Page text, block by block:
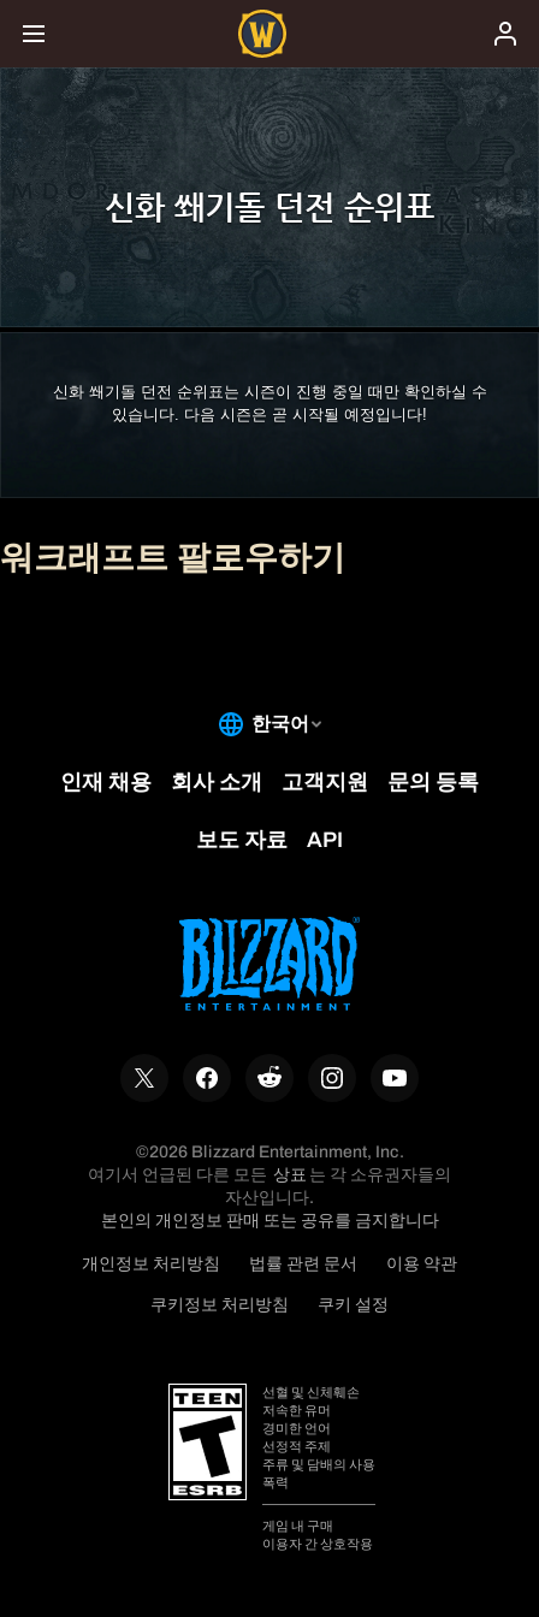
신화 쐐기돌 던전 순위표
신화 쐐기돌 던전 순위표는 시즌이 진행 중일 때만 확인하실 수
있습니다. 다음 시즌은 곧 시작될 예정입니다!
워크래프트 팔로우하기